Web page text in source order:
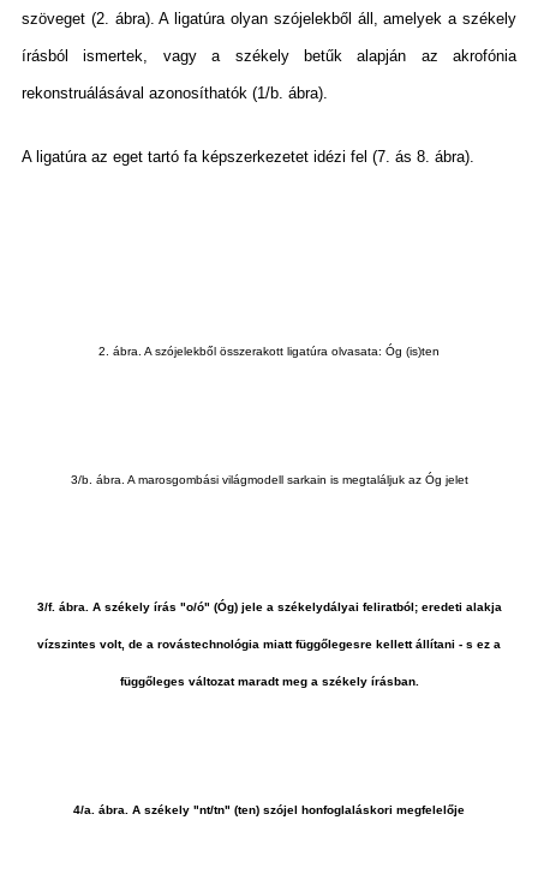
szöveget (2. ábra). A ligatúra olyan szójelekből áll, amelyek a székely
írásból ismertek, vagy a székely betűk alapján az akrofónia
rekonstruálásával azonosíthatók (1/b. ábra).
A ligatúra az eget tartó fa képszerkezetet idézi fel (7. ás 8. ábra).
2. ábra. A szójelekből összerakott ligatúra olvasata: Óg (is)ten
3/b. ábra. A marosgombási világmodell sarkain is megtaláljuk az Óg jelet
3/f. ábra. A székely írás "o/ó" (Óg) jele a székelydályai feliratból; eredeti alakja
vízszintes volt, de a rovástechnológia miatt függőlegesre kellett állítani - s ez a
függőleges változat maradt meg a székely írásban.
4/a. ábra. A székely "nt/tn" (ten) szójel honfoglaláskori megfelelője